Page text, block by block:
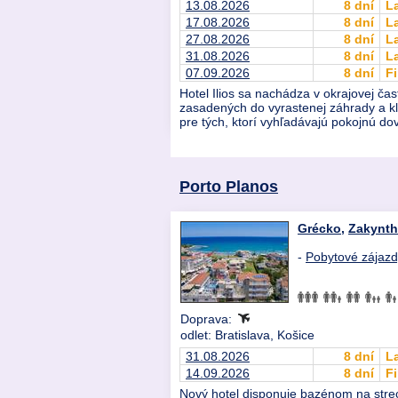
13.08.2026 8 dní
17.08.2026
8 dní
27.08.2026
8 dní
31.08.2026
8 dní
07.09.2026
8 dní
Hotel Ilios sa nachádza v okrajovej
zasadených do vyrastenej záhrady a
pre tých, ktorí vyhľadávajú pokojnú
Porto Planos
Grécko,
- Pobytové
Doprava:
odlet: Bratislava, Košice
31.08.2026
8 dní
14.09.2026
8 dní
Nový hotel disponuje bazénom na